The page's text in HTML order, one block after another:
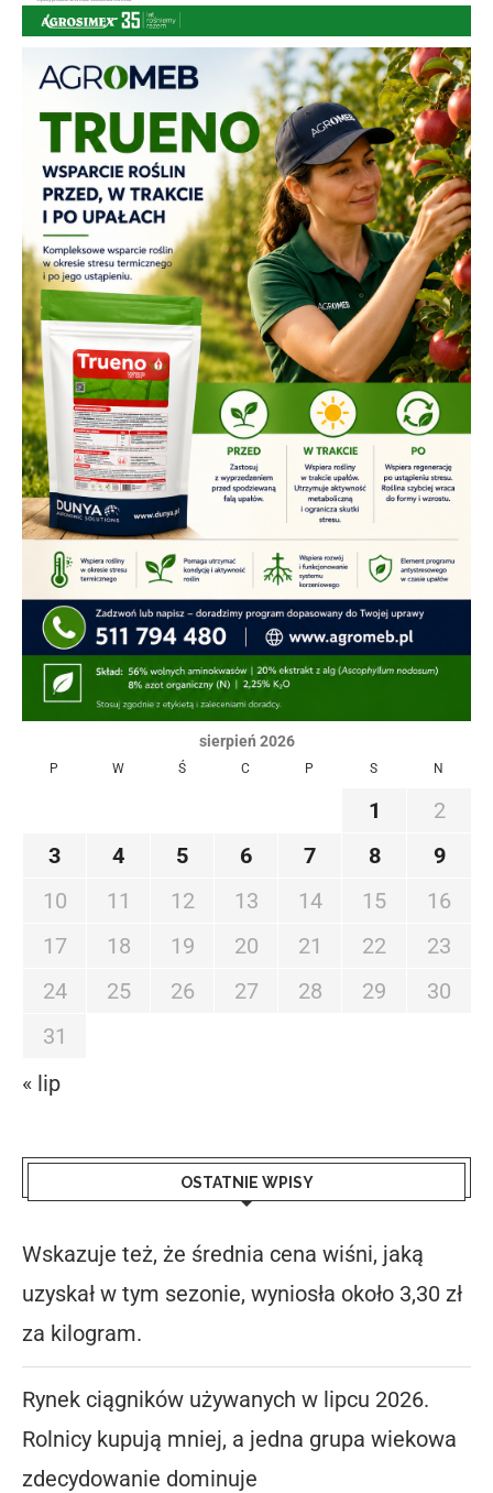
sierpień 2026
P W Ś C P S N
1
2
3
4 5 6 7 8
9
10
11 12 13 14 15
16
17
18 19 20 21 22
23
24
25 26 27 28 29
30
31
« lip
OSTATNIE WPISY
Wskazuje też, że średnia cena wiśni, jaką
uzyskał w tym sezonie, wyniosła około 3,30 zł
za kilogram.
Rynek ciągników używanych w lipcu 2026.
Rolnicy kupują mniej, a jedna grupa wiekowa
zdecydowanie dominuje